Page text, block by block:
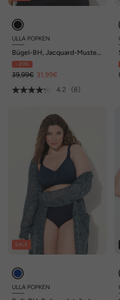
ULLA POPKEN
Bügel-BH, Jacquard-Muster,
Spacer-Schale, Cup C - D
- 20%
39,99€ 31,99€
4.2
(8)
SALE
ULLA POPKEN